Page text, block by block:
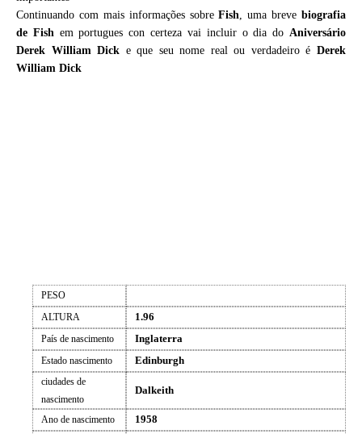
Continuando com mais informações sobreFish, uma breve biografia
de Fishem portugues con certeza vai incluir o dia doAniversário
Derek William Dick e que seu nome real ou verdadeiro éDerek
William Dick
PESO
ALTURA
1.96
País de nascimento Inglaterra
Estado nascimento Edinburgh
ciudades de
nascimento
Dalkeith
Ano de nascimento 1958